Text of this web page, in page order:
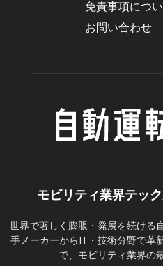
免責事項につ
お問い合わせ
モビリティ業界テッ
世界で著しく膨脹・発展を続ける
手メーカーからIT・技術分野で革
で、モビリティ業界の